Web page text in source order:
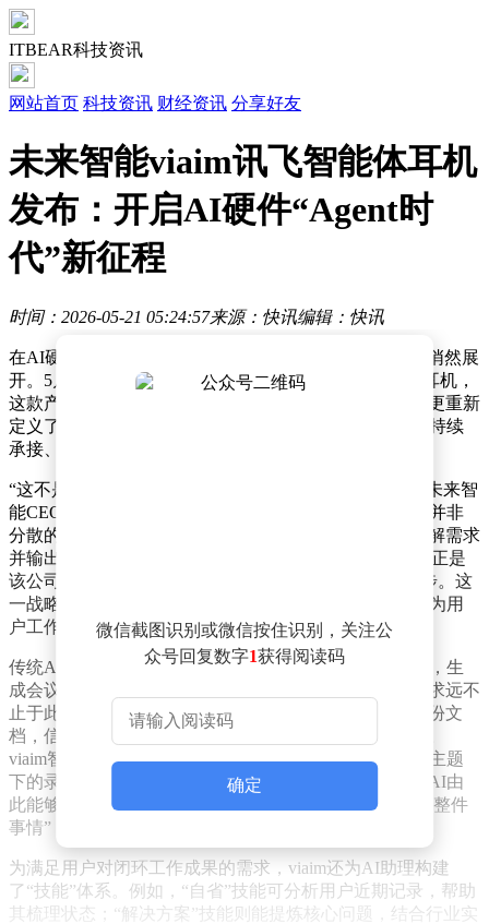
ITBEAR科技资讯
网站首页 科技资讯 财经资讯 分享好友
未来智能viaim讯飞智能体耳机
发布：开启AI硬件“Agent时
代”新征程
时间：2026-05-21 05:24:57来源：快讯编辑：快讯
在AI硬件领域，一场以“智能体”为核心的产品革新正在悄然展
开。5月20日，未来智能公司正式推出viaim讯飞智能体耳机，
这款产品不仅完成了软件系统与功能模块的全面升级，更重新
定义了AI耳机的工作逻辑——从单一功能工具转向能够持续
承接、处理信息并输出结果的工作系统。
“这不是简单的功能叠加，而是一种工作范式的转变。”未来智
能CEO马啸在发布会上强调。他指出，用户真正需要的并非
分散的功能点，而是一个能够贯穿项目全周期、主动理解需求
并输出成果的智能系统。viaim讯飞智能体耳机的推出，正是
该公司将“办公AI Agent”战略转化为实际产品的关键一步。这
一战略的核心，在于让AI从被动响应转向主动服务，成为用
户工作流中的“智能伙伴”。
传统AI耳机的局限性在于，它们往往只能处理单次录音，生
成会议纪要后便结束任务。然而，知识工作者的实际需求远不
止于此——一个项目可能涉及多次会议、多轮沟通、多份文
档，信息分散在时间与载体中，难以形成连贯的上下文。
viaim智能体耳机首次引入“项目”功能，允许用户将同一主题
下的录音、外部音频及文档资料集中存储于同一空间。AI由
此能够理解完整上下文，从“处理单次内容”升级为“推进整件
事情”，实现了“长期记忆”能力的产品化落地。
为满足用户对闭环工作成果的需求，viaim还为AI助理构建
了“技能”体系。例如，“自省”技能可分析用户近期记录，帮助
其梳理状态；“解决方案”技能则能提炼核心问题，结合行业实
微信截图识别或微信按住识别，关注公
众号回复数字1获得阅读码
确定